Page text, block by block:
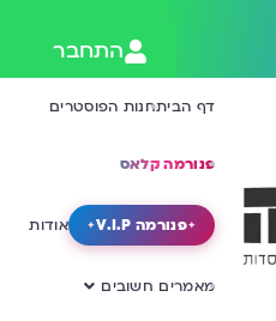
התחבר
דף הביתחנות הפוסטרים
פנורמה קלאס
פנורמה V.I.P אודות
מאמרים חשובים